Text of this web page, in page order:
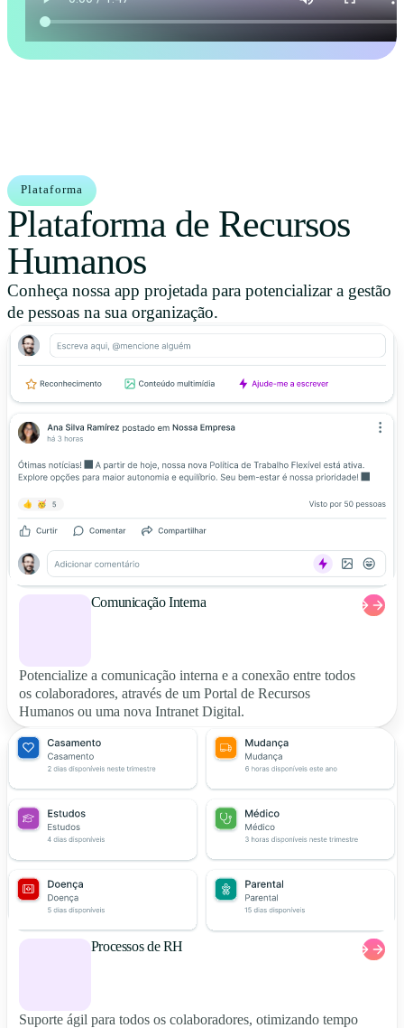
Plataforma
Plataforma de Recursos
Humanos
Conheça nossa app projetada para potencializar a gestão
de pessoas na sua organização.
Comunicação Interna
Potencialize a comunicação interna e a conexão entre todos
os colaboradores, através de um Portal de Recursos
Humanos ou uma nova Intranet Digital.
Processos de RH
Suporte ágil para todos os colaboradores, otimizando tempo